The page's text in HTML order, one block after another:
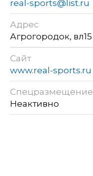
real-sports@list.ru
Адрес
Агрогородок, вл15
Сайт
www.real-sports.ru
Спецразмещение
Неактивно